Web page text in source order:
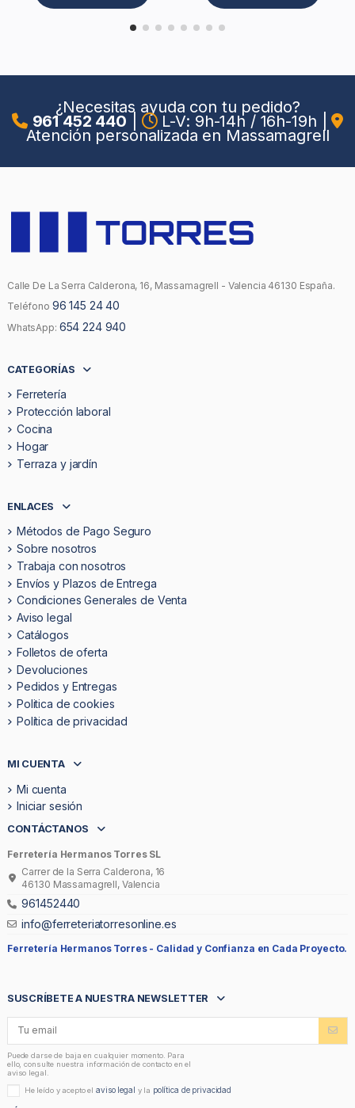
¿Necesitas ayuda con tu pedido?
961 452 440 L-V: 9h-14h / 16h-19h
Atención personalizada en Massamagrell
Calle De La Serra Calderona, 16, Massamagrell - Valencia 46130 España.
Teléfono 96 145 24 40
WhatsApp: 654 224 940
CATEGORÍAS
Ferretería
Protección laboral
Cocina
Hogar
Terraza y jardín
ENLACES
Métodos de Pago Seguro
Sobre nosotros
Trabaja con nosotros
Envíos y Plazos de Entrega
Condiciones Generales de Venta
Aviso legal
Catálogos
Folletos de oferta
Devoluciones
Pedidos y Entregas
Politica de cookies
Política de privacidad
MI CUENTA
Mi cuenta
Iniciar sesión
CONTÁCTANOS
Ferretería Hermanos Torres SL
Carrer de la Serra Calderona, 16
46130 Massamagrell, Valencia
961452440
info@ferreteriatorresonline.es
Ferretería Hermanos Torres - Calidad y Confianza en Cada Proyecto.
SUSCRÍBETE A NUESTRA NEWSLETTER
Puede darse de baja en cualquier momento. Para
ello, consulte nuestra información de contacto en el
aviso legal.
He leído y acepto elaviso legal y la política de privacidad